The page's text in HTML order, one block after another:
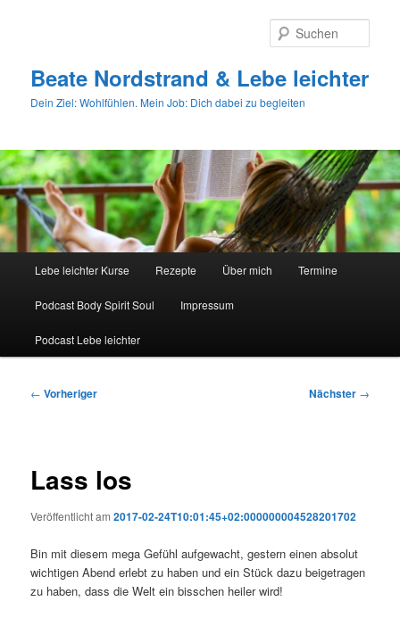
Beate Nordstrand & Lebe leichter
Dein Ziel: Wohlfühlen. Mein Job: Dich dabei zu begleiten
Lebe leichter Kurse Rezepte Über mich Termine
Podcast Body Spirit Soul Impressum
Podcast Lebe leichter
Beitragsnavigation
← Vorheriger Nächster →
Lass los
Veröffentlicht am2017-02-24T10:01:45+02:000000004528201702
Bin mit diesem mega Gefühl aufgewacht, gestern einen absolut
wichtigen Abend erlebt zu haben und ein Stück dazu beigetragen
zu haben, dass die Welt ein bisschen heiler wird!